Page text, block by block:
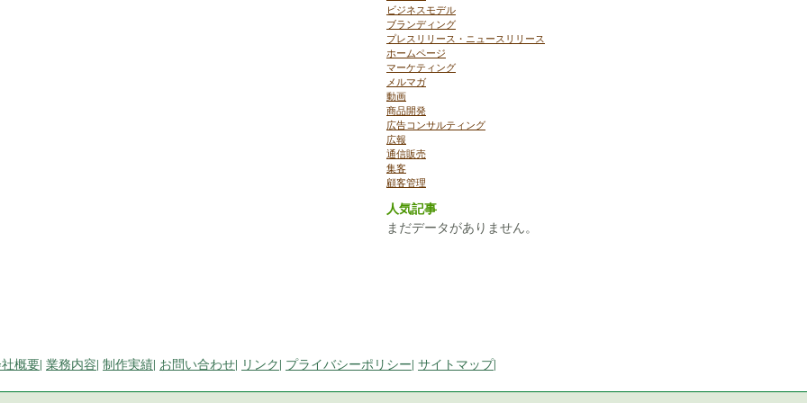
ビジネスモデル
ブランディング
プレスリリース・ニュースリリース
ホームページ
マーケティング
メルマガ
動画
商品開発
広告コンサルティング
広報
通信販売
集客
顧客管理
人気記事
まだデータがありません。
概要| 業務内容| 制作実績| お問い合わせ| リンク| プライバシーポリシー| サイトマップ|